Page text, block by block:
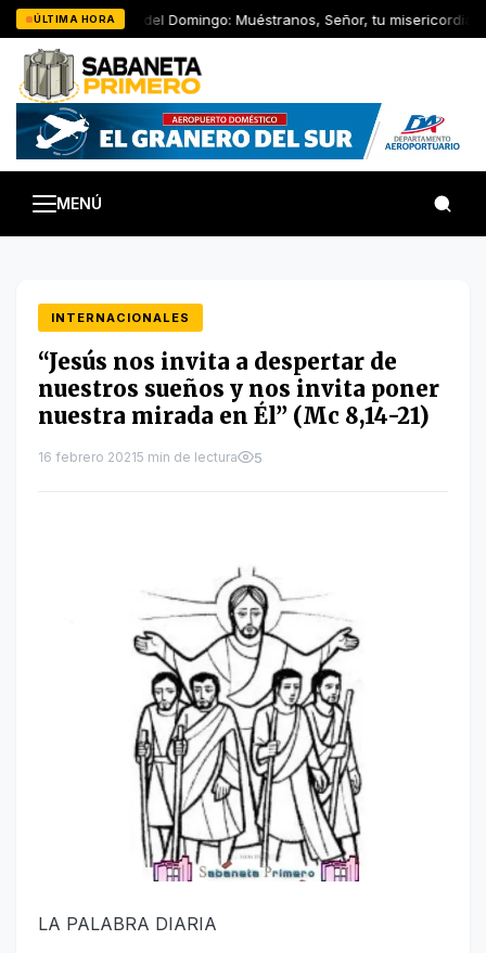
Saltar
al
contenido
ÚLTIMA HORA
La Palabra del Domingo: Muéstranos, Señor, tu misericordia y
MENÚ
INTERNACIONALES
“Jesús nos invita a despertar de
nuestros sueños y nos invita poner
nuestra mirada en Él” (Mc 8,14-21)
16 febrero 20215 min de lectura 5
LA PALABRA DIARIA